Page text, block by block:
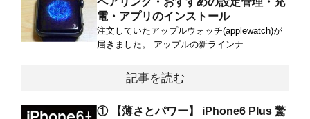
電・アプリのインストール
注文していたアップルウォッチ(applewatch)が
届きました。 アップルの新ラインナ
記事を読む
① 【薄さとパワー】 iPhone6 Plus 驚